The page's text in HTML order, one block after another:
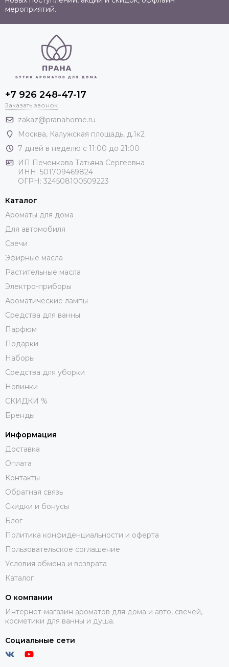
мероприятий.
+7 926 248-47-17
Заказать звонок
zakaz@pranahome.ru
Москва, Калужская площадь, д.1к2
7 дней в неделю с 11:00 до 21:00
ИП Печенкова Татьяна Сергеевна
ИНН: 501709469824
ОГРН: 324508100509223
Каталог
Ароматы для дома
Для автомобиля
Свечи
Эфирные масла
Растительные масла
Электро-приборы
Ароматические лампы
Средства для ванны
Парфюм
Подарки
Наборы
Средства для уборки
Новинки
СКИДКИ %
Бренды
Информация
Доставка
Оплата
Контакты
Обратная связь
Скидки и бонусы
Блог
Политика конфиденциальности и оферта
Пользовательское соглашение
Условия обмена и возврата
Каталог
О компании
Интернет-магазин ароматов для дома и авто, свечей,
косметики для ванны и душа.
Социальные сети